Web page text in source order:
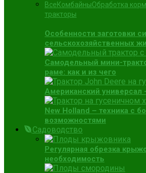
ВсеКомбайныОбработка
тракторы
Особенности заготовки
сельскохозяйственных
Самодельный мини-
раме: как и из чего
Американский универсал
New Holland – техника с
возможностями
Садоводство
Регулярная обрезка
необходимость